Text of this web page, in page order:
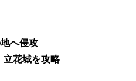
へ侵攻
花城を攻略